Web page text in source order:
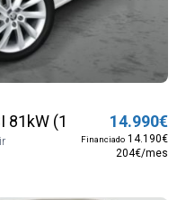
81kW (110 CV)14.990€
Financiado 14.190€
204€/mes